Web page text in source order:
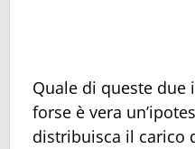
Quale di queste due
forse è vera
distribuisca il carico